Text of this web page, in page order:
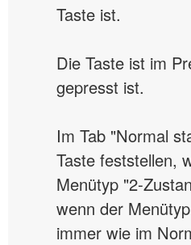
Taste ist.
Die Taste ist im
gepresst ist.
Im Tab "Normal
Taste feststellen,
Menütyp "2-
wenn der
immer wie im